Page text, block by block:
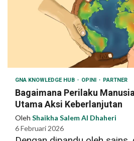
GNA KNOWLEDGE HUB OPINI PARTNER
Bagaimana Perilaku
Utama Aksi Keberlanjutan
Oleh Shaikha Salem Al Dhaheri
6 Februari 2026